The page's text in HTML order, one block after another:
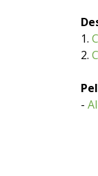
1.
2.
-